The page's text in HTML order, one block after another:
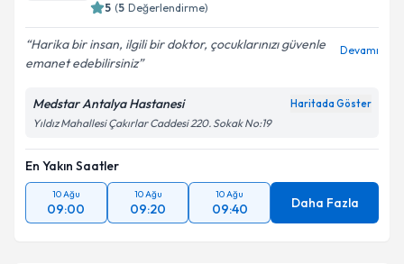
5 (5 Değerlendirme)
Harika bir insan, ilgili bir doktor, çocuklarınızı güvenle
emanet edebilirsiniz
Devamı
Medstar Antalya Hastanesi Haritada Göster
Yıldız Mahallesi Çakırlar Caddesi 220. Sokak No:19
En Yakın Saatler
10 Ağu
09:00
10 Ağu
09:20
10 Ağu
09:40 Daha Fazla